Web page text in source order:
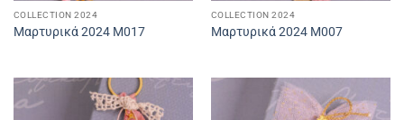
COLLECTION 2024
Μαρτυρικά 2024 M017
COLLECTION 2024
Μαρτυρικά 2024 M007